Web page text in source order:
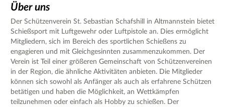
Über uns
Der Schützenverein St. Sebastian Schafshill in Altmannstein bietet
Schießsport mit Luftgewehr oder Luftpistole an. Dies ermöglicht
Mitgliedern, sich im Bereich des sportlichen Schießens zu
engagieren und mit Gleichgesinnten zusammenzukommen. Der
Verein ist Teil einer größeren Gemeinschaft von Schützenvereinen
in der Region, die ähnliche Aktivitäten anbieten. Die Mitglieder
können sich sowohl als Anfänger als auch als erfahrene Schützen
betätigen und haben die Möglichkeit, an Wettkämpfen
teilzunehmen oder einfach als Hobby zu schießen. Der